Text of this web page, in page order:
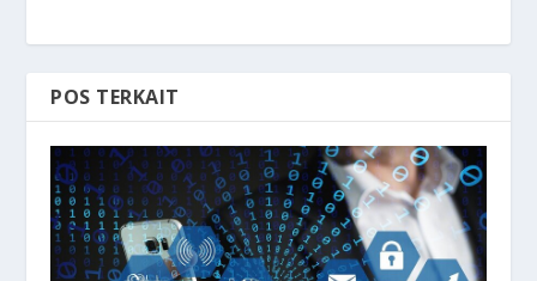
POS TERKAIT